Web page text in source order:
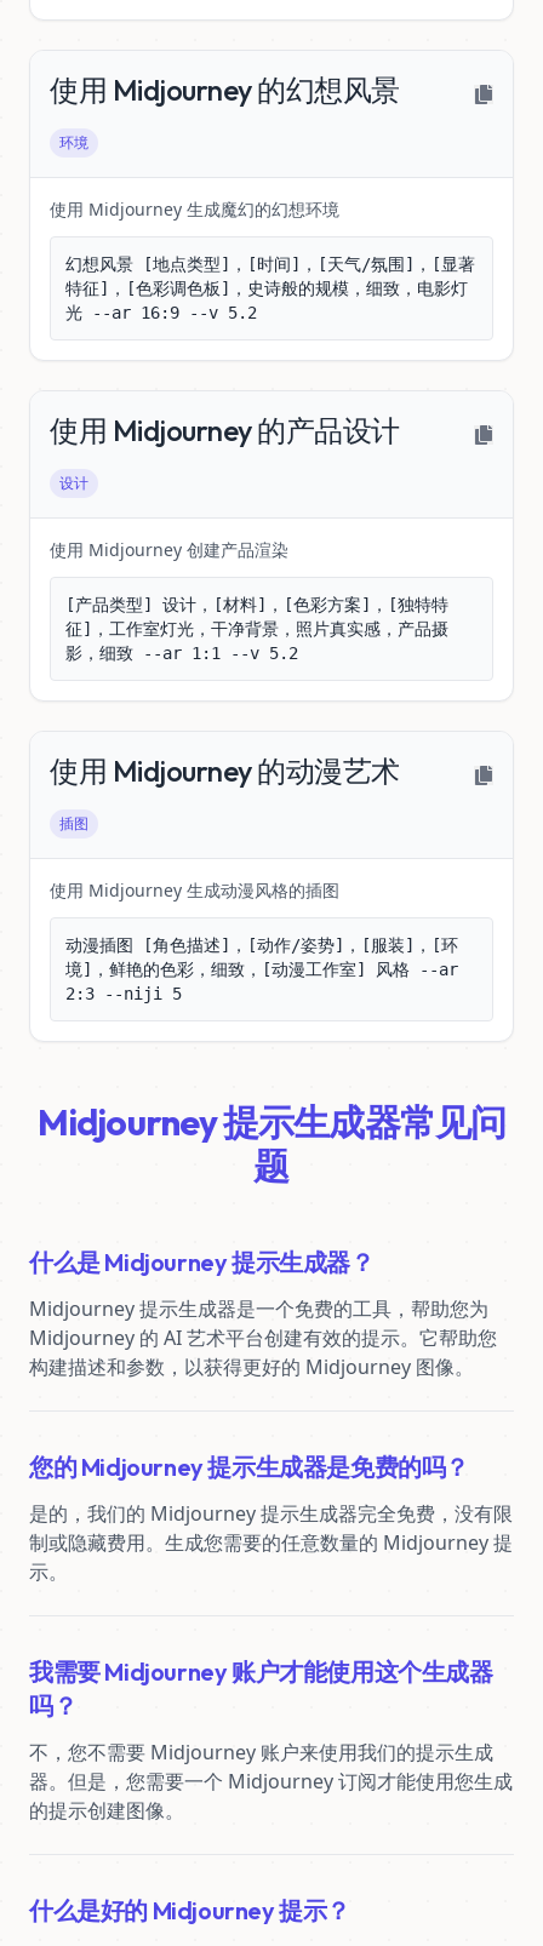
使用 Midjourney 的幻想风景
环境
使用 Midjourney 生成魔幻的幻想环境
幻想风景 [地点类型]，[时间]，[天气/氛围]，[显著
特征]，[色彩调色板]，史诗般的规模，细致，电影灯
光 --ar 16:9 --v 5.2
使用 Midjourney 的产品设计
设计
使用 Midjourney 创建产品渲染
[产品类型] 设计，[材料]，[色彩方案]，[独特特
征]，工作室灯光，干净背景，照片真实感，产品摄
影，细致 --ar 1:1 --v 5.2
使用 Midjourney 的动漫艺术
插图
使用 Midjourney 生成动漫风格的插图
动漫插图 [角色描述]，[动作/姿势]，[服装]，[环
境]，鲜艳的色彩，细致，[动漫工作室] 风格 --ar
2:3 --niji 5
Midjourney 提示生成器常见问
题
什么是 Midjourney 提示生成器？
Midjourney 提示生成器是一个免费的工具，帮助您为
Midjourney 的 AI 艺术平台创建有效的提示。它帮助您
构建描述和参数，以获得更好的 Midjourney 图像。
您的 Midjourney 提示生成器是免费的吗？
是的，我们的 Midjourney 提示生成器完全免费，没有限
制或隐藏费用。生成您需要的任意数量的 Midjourney 提
示。
我需要 Midjourney 账户才能使用这个生成器
吗？
不，您不需要 Midjourney 账户来使用我们的提示生成
器。但是，您需要一个 Midjourney 订阅才能使用您生成
的提示创建图像。
什么是好的 Midjourney 提示？